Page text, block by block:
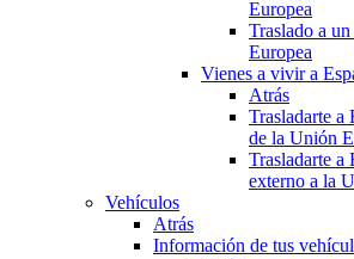
Europea
Traslado a
Europea
Vienes a vivir a
Atrás
Trasladarte a
de la Unión
Trasladarte a
externo a la
Vehículos
Atrás
Información de tus